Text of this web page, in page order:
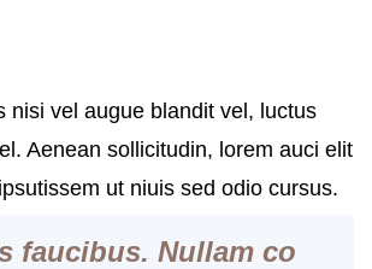
nisi vel augue blandit vel, luctus
Aenean sollicitudin, lorem auci elit
ut niuis sed odio cursus.
faucibus. Nullam co